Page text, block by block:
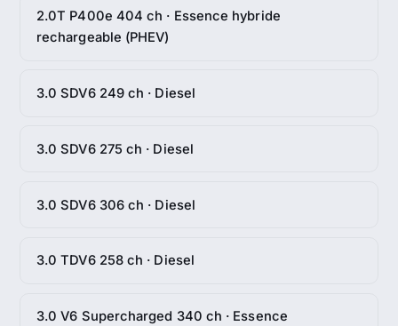
2.0T P400e 404 ch · Essence hybride
rechargeable (PHEV)
3.0 SDV6 249 ch · Diesel
3.0 SDV6 275 ch · Diesel
3.0 SDV6 306 ch · Diesel
3.0 TDV6 258 ch · Diesel
3.0 V6 Supercharged 340 ch · Essence